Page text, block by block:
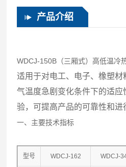
产品介绍
WDCJ-150B（三厢式）高低温冷
适用于对电工、电子、橡塑
气温度急剧变化条件下的适
验，可提高产品的可靠性和进
一、主要技术指标
型号 WDCJ-162 WDCJ-